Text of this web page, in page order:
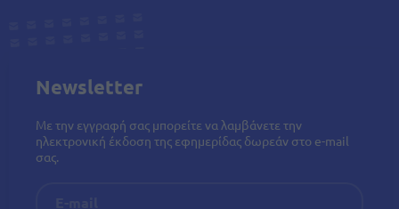
Newsletter
Με την εγγραφή σας μπορείτε να λαμβάνετε την
ηλεκτρονική έκδοση της εφημερίδας δωρεάν στο e-mail
σας.